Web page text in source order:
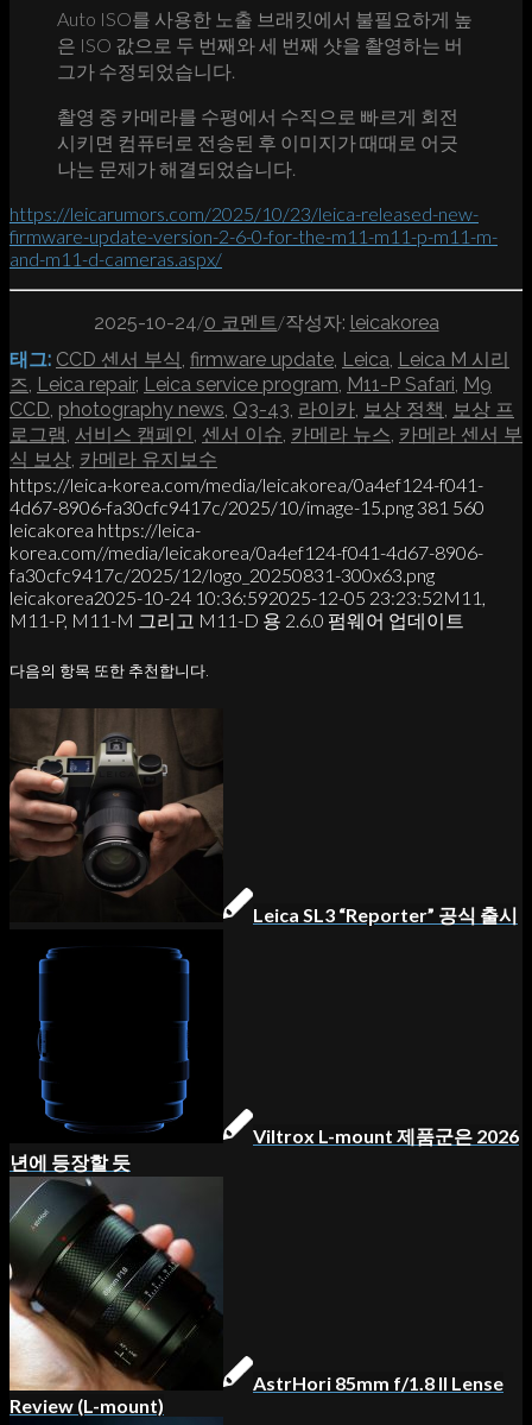
Auto ISO를 사용한 노출 브래킷에서 불필요하게 높
은 ISO 값으로 두 번째와 세 번째 샷을 촬영하는 버
그가 수정되었습니다.
촬영 중 카메라를 수평에서 수직으로 빠르게 회전
시키면 컴퓨터로 전송된 후 이미지가 때때로 어긋
나는 문제가 해결되었습니다.
https://leicarumors.com/2025/10/23/leica-released-new-
firmware-update-version-2-6-0-for-the-m11-m11-p-m11-m-
and-m11-d-cameras.aspx/
2025-10-24/0 코멘트/작성자: leicakorea
태그: CCD 센서 부식, firmware update, Leica, Leica M 시리
즈, Leica repair, Leica service program, M11-P Safari, M9
CCD, photography news, Q3-43, 라이카, 보상 정책, 보상 프
로그램, 서비스 캠페인, 센서 이슈, 카메라 뉴스, 카메라 센서 부
식 보상, 카메라 유지보수
https://leica-korea.com/media/leicakorea/0a4ef124-f041-
4d67-8906-fa30cfc9417c/2025/10/image-15.png 381 560
leicakorea https://leica-
korea.com//media/leicakorea/0a4ef124-f041-4d67-8906-
fa30cfc9417c/2025/12/logo_20250831-300x63.png
leicakorea2025-10-24 10:36:592025-12-05 23:23:52M11,
M11-P, M11-M 그리고 M11-D 용 2.6.0 펌웨어 업데이트
다음의 항목 또한 추천합니다.
Leica SL3 “Reporter” 공식 출시
Viltrox L-mount 제품군은 2026
년에 등장할 듯
AstrHori 85mm f/1.8 II Lense
Review (L-mount)